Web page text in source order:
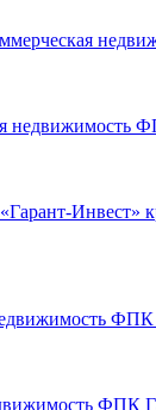
Инвест»
ФПК
ФПК